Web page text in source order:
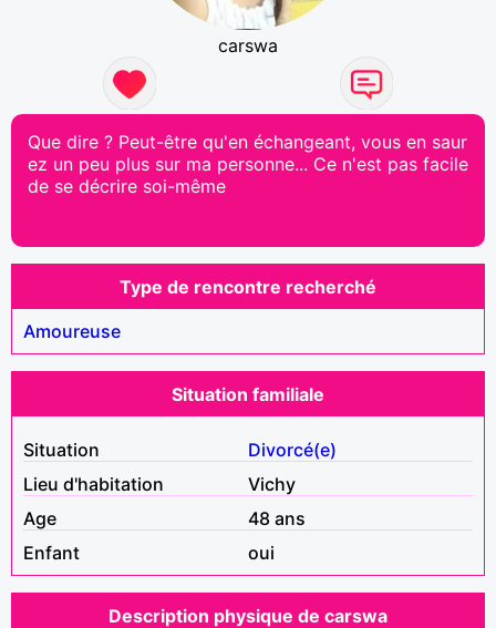
carswa
Que dire ? Peut-être qu'en échangeant, vous en saur
ez un peu plus sur ma personne... Ce n'est pas facile
de se décrire soi-même
Type de rencontre recherché
Amoureuse
Situation familiale
Situation
Divorcé(e)
Lieu d'habitation
Vichy
Age
48 ans
Enfant
oui
Description physique de carswa